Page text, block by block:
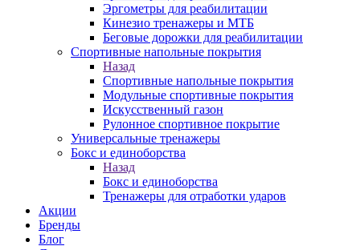
Эргометры для реабилитации
Кинезио тренажеры и МТБ
Беговые дорожки для реабилитации
Спортивные напольные покрытия
Назад
Спортивные напольные покрытия
Модульные спортивные покрытия
Искусственный газон
Рулонное спортивное покрытие
Универсальные тренажеры
Бокс и единоборства
Назад
Бокс и единоборства
Тренажеры для отработки ударов
Акции
Бренды
Блог